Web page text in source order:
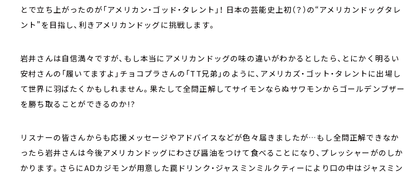
とで立ち上がったのが「アメリカン・ゴッド・タレント」！ 日本の芸能史上初（？）の“アメリカンドッグタレ
ント”を目指し、利きアメリカンドッグに挑戦します。
岩井さんは自信満々ですが、もし本当にアメリカンドッグの味の違いがわかるとしたら、とにかく明るい
安村さんの「履いてますよ」チョコプラさんの「TT兄弟」のように、アメリカズ・ゴット・タレントに出場し
て世界に羽ばたくかもしれません。果たして全問正解してサイモンならぬサワモンからゴールデンブザー
を勝ち取ることができるのか!?
リスナーの皆さんからも応援メッセージやアドバイスなどが色々届きましたが…もし全問正解できなか
ったら岩井さんは今後アメリカンドッグにわさび醤油をつけて食べることになり、プレッシャーがのしか
かります。さらにADカジモンが用意した罠ドリンク・ジャスミンミルクティーにより口の中はジャスミン